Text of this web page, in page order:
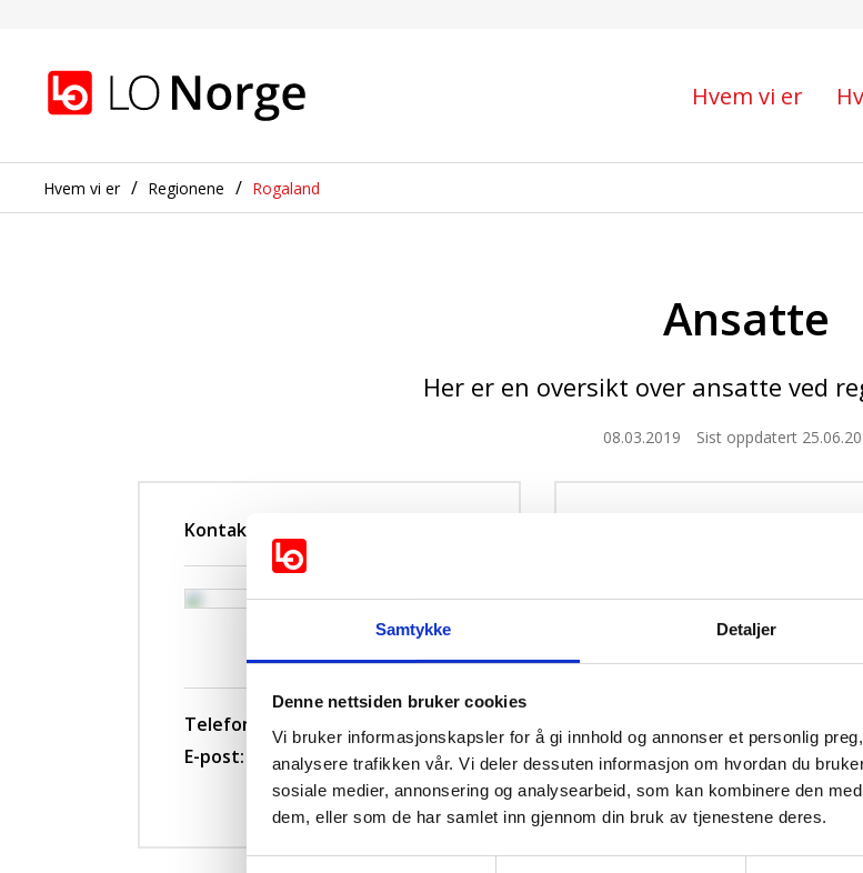
Samtykke Detaljer
Denne nettsiden bruker cookies
Vi bruker informasjonskapsler for å gi innhold og annonser et personlig
analysere trafikken vår. Vi deler dessuten informasjon om hvordan du
sosiale medier, annonsering og analysearbeid, som kan kombinere den
dem, eller som de har samlet inn gjennom din bruk av tjenestene deres.
Hvem vi er
Hvem vi er Regionene Rogaland
Ansatte
Her er en oversikt over ansatte ved
08.03.2019 Sist oppdatert
Kontakt
Eirin Kristin Sund
regionleder
Telefon:
E-post:
eirin.kristin.sund@lo.no
Marcela Molina
E-post: Marcela.Molina@lo.no